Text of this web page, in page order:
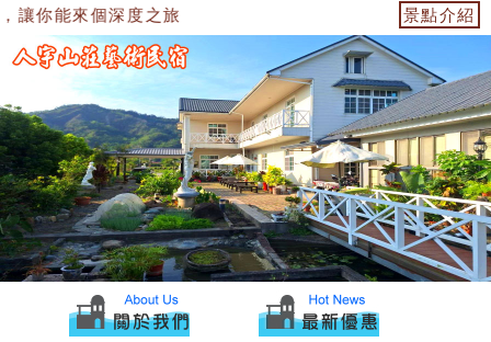
讓你能來個深度之旅 景點介紹